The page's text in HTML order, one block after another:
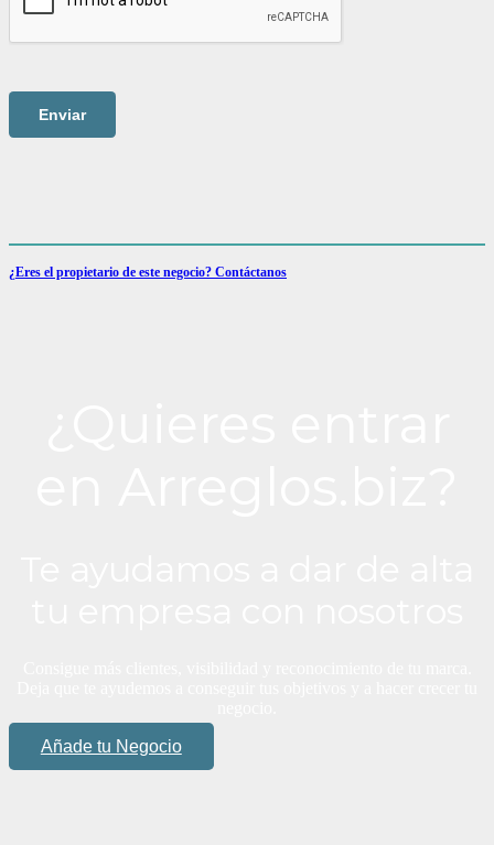
¿Eres el propietario de este negocio? Contáctanos
Añade tu Negocio